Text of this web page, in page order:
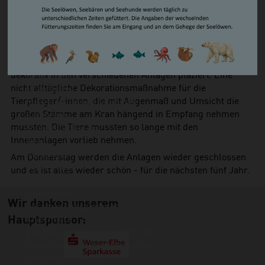
Steppenlemming
Südamerikanischer Seelöwe/ Mähnenrobbe
Waschbär
Vögel
Basstölpel
Brandgans
Magellan-Dampfschiffente
Eiderente
Humboldtpinguin
Kea
Kormoran
Schneeeule
Serama-Zwerghühner
Kriechtiere
Europäische Sumpfschildkröte
Himmelblauer Zwergtaggecko
Köhlerschildkröte
des Zoos zwei große Kräne aufgestellt. Die großen
Gitterelemente der Schimpansen-Außenanlage mussten
zur Seite gelegt werden, um die Anlage zu öffnen. Im
Anschluss wurde jeder alte Baum einzeln aus den
Anlagen gehoben, jeder neue Baum begutachtet und
dekorativ in den verschiedenen Anlagen plaziert. Eine
nicht alltägliche Dekorationsmaßnahme für die
Tierpfleger/-innen, die mit Augenmaß und Umsicht die
großen Stämme am Kran hängend in Empfang nehmen
mussten. Die Tiere mussten so lange mit den
Innenanlagen vorlieb nehmen.
Am Donnerstag werden die Anlagen wieder geschlossen
und es ist alles wieder schön - für die nächsten fünf Jahr.
Wir danken unserem
Hauptsponsor: